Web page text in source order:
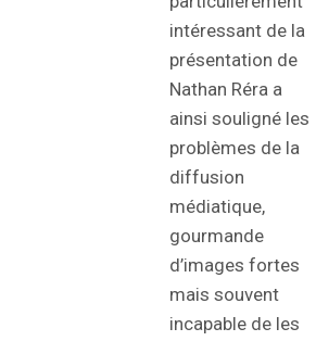
intéressant de la
présentation de
Nathan Réra a
ainsi souligné les
problèmes de la
diffusion
médiatique,
gourmande
d’images fortes
mais souvent
incapable de les